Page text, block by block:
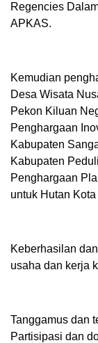
Regencies
APKAS.
Kemudian
Desa Wisata
Pekon Kiluan
Penghargaan
Kabupaten
Kabupaten
Penghargaan
untuk Hutan
Keberhasilan
usaha dan kerja
Tanggamus dan
Partisipasi dan